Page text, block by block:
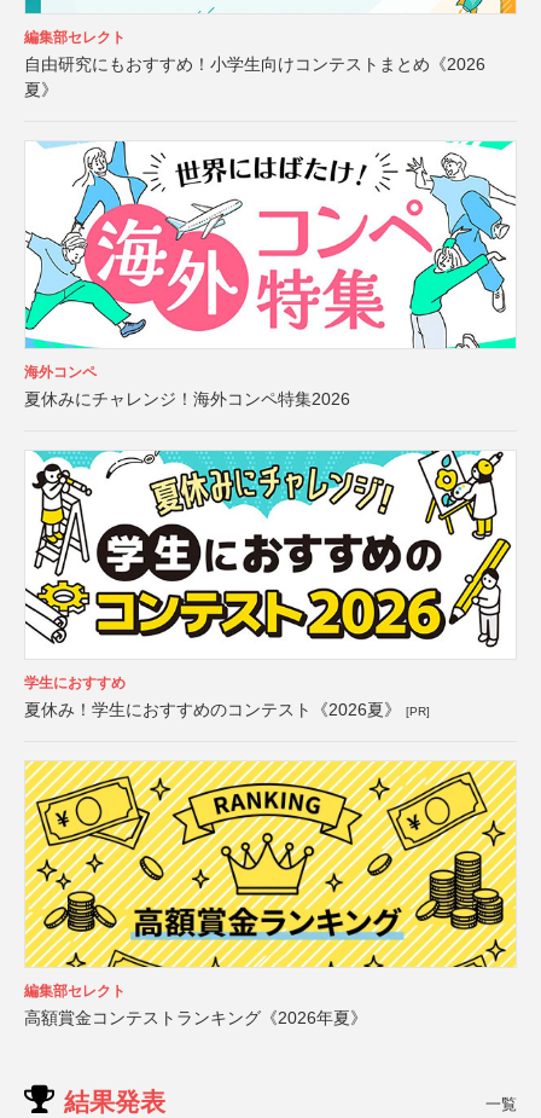
編集部セレクト
自由研究にもおすすめ！小学生向けコンテストまとめ《2026
夏》
海外コンペ
夏休みにチャレンジ！海外コンペ特集2026
学生におすすめ
夏休み！学生におすすめのコンテスト《2026夏》 [PR]
編集部セレクト
高額賞金コンテストランキング《2026年夏》
結果発表 一覧